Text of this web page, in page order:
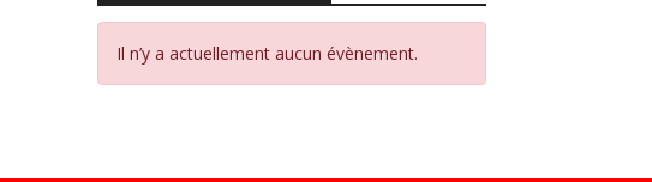
Il n’y a actuellement aucun évènement.